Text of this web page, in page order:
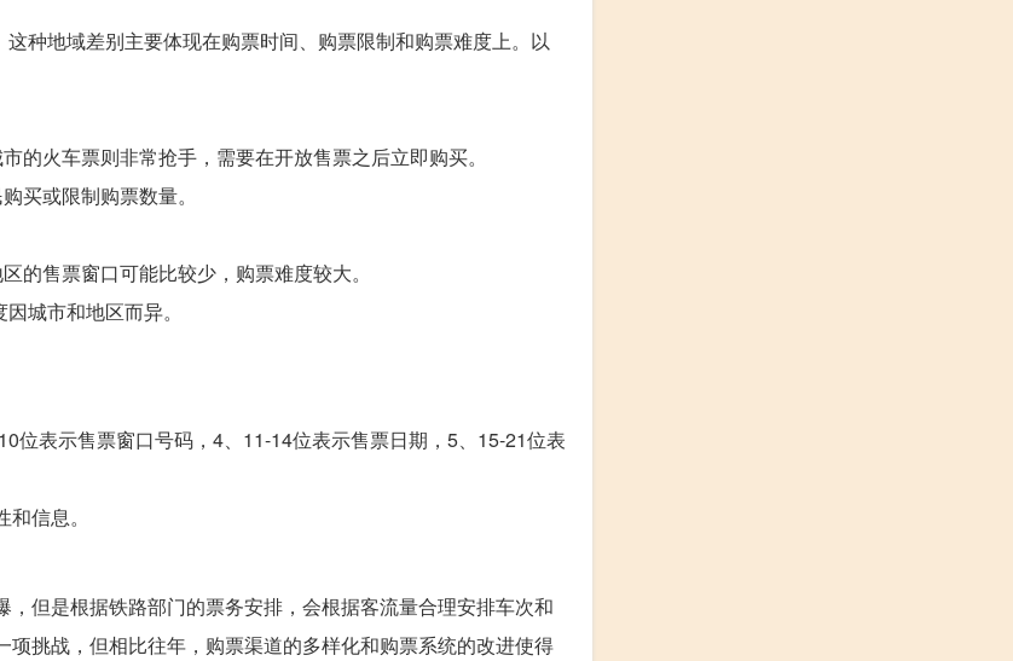
种地域差别主要体现在购票时间、购票限制和购票难度上。以
的火车票则非常抢手，需要在开放售票之后立即购买。
买或限制购票数量。
的售票窗口可能比较少，购票难度较大。
城市和地区而异。
位表示售票窗口号码，4、11-14位表示售票日期，5、15-21位表
信息。
但是根据铁路部门的票务安排，会根据客流量合理安排车次和
挑战，但相比往年，购票渠道的多样化和购票系统的改进使得